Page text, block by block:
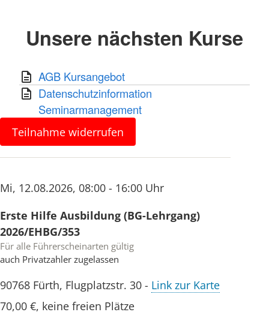
Unsere nächsten Kurse
AGB Kursangebot
Datenschutzinformation
Seminarmanagement
Teilnahme widerrufen
Mi, 12.08.2026, 08:00 - 16:00 Uhr
Erste Hilfe Ausbildung (BG-Lehrgang)
2026/EHBG/353
Für alle Führerscheinarten gültig
auch Privatzahler zugelassen
90768 Fürth, Flugplatzstr. 30 - Link zur Karte
70,00 €, keine freien Plätze